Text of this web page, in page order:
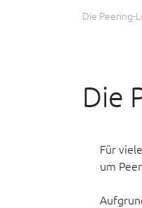
Die Peering-
Die
Für
um